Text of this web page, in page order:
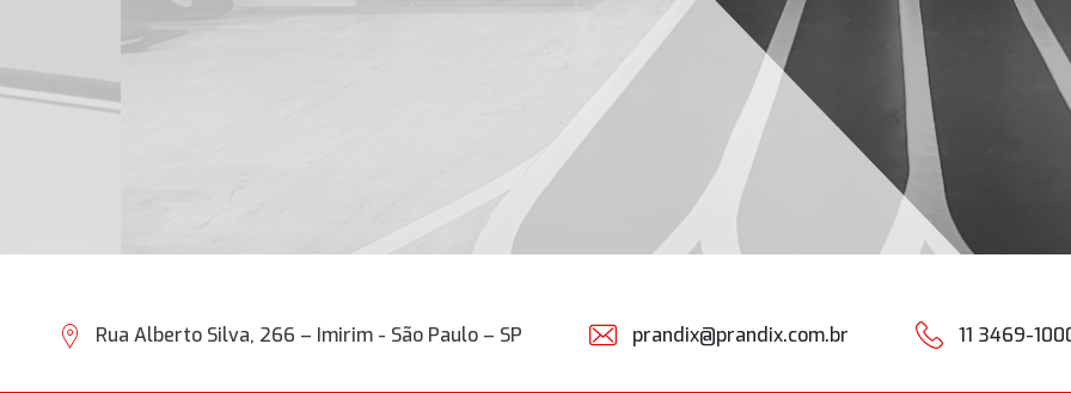
Rua Alberto Silva, 266 – Imirim - São Paulo – SP prandix@prandix.com.br 11 3469-